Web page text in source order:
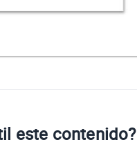
este contenido?